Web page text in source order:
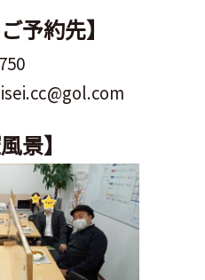
予約先】
景】